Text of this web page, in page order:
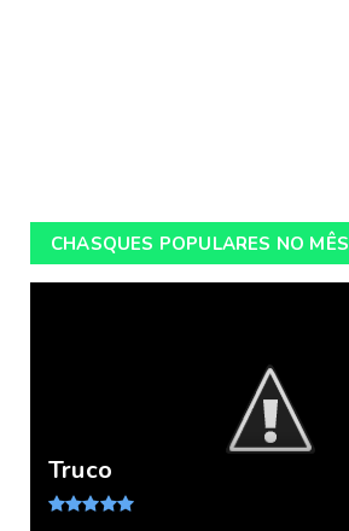
CHASQUES POPULARES NO MÊS
Truco